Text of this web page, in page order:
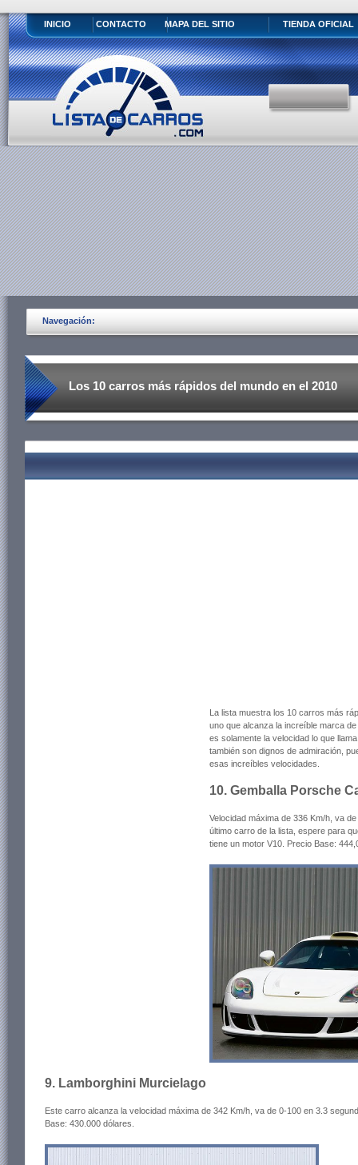
INICIO CONTACTO MAPA DEL SITIO TIENDA OFICIAL
Navegación:
Los 10 carros más rápidos del mundo en el 2010
La lista muestra los 10 carros más
uno que alcanza la increíble marca
es solamente la velocidad lo que
también son dignos de admiración,
esas increíbles velocidades.
10. Gemballa Porsche
Velocidad máxima de 336 Km/h, va
último carro de la lista, espere para
tiene un motor V10. Precio Base:
9. Lamborghini Murcielago
Este carro alcanza la velocidad máxima de 342 Km/h, va de 0-100 en 3.3
Base: 430.000 dólares.